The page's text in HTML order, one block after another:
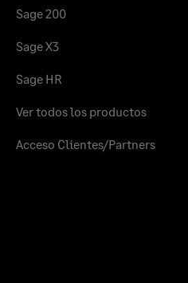
Sage 200
Sage X3
Sage HR
Ver todos los productos
Acceso Clientes/Partners